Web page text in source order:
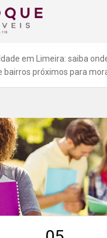
em Limeira: saiba
bairros próximos para